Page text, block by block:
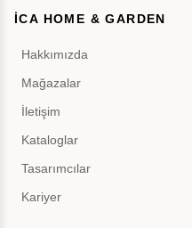
İCA HOME & GARDEN
Hakkımızda
Mağazalar
İletişim
Kataloglar
Tasarımcılar
Kariyer